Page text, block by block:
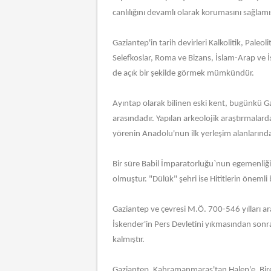
canlılığını devamlı olarak korumasını
Gaziantep'in tarih devirleri Kalkolitik,
Selefkoslar, Roma ve Bizans, İslam-Arap
de açık bir şekilde görmek mümkündür.
Ayıntap olarak bilinen eski kent, bugünkü
arasındadır. Yapılan arkeolojik
yörenin Anadolu'nun ilk yerleşim
Bir süre Babil İmparatorluğu`nun
olmuştur. "Dülük" şehri ise Hititlerin önemli
Gaziantep ve çevresi M.Ö. 700-546 yılları
İskender'in Pers Devletini yıkmasından
kalmıştır.